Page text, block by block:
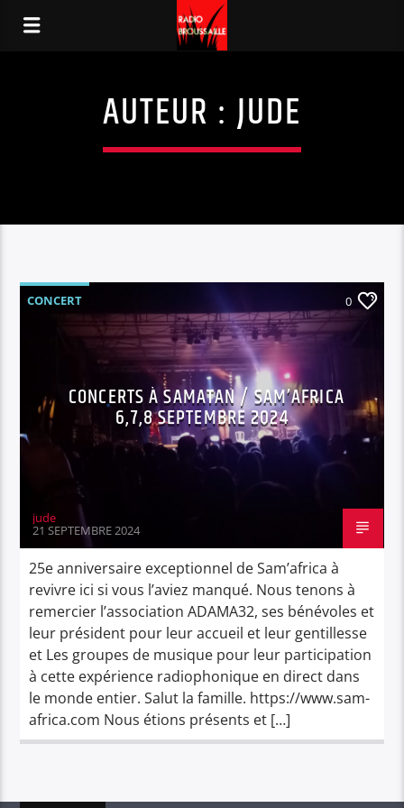
AUTEUR : JUDE
CONCERT 0
CONCERTS À SAMATAN / SAM’AFRICA
6,7,8 SEPTEMBRE 2024
jude
21 SEPTEMBRE 2024
25e anniversaire exceptionnel de Sam’africa à
revivre ici si vous l’aviez manqué. Nous tenons à
remercier l’association ADAMA32, ses bénévoles et
leur président pour leur accueil et leur gentillesse
et Les groupes de musique pour leur participation
à cette expérience radiophonique en direct dans
le monde entier. Salut la famille. https://www.sam-
africa.com Nous étions présents et […]